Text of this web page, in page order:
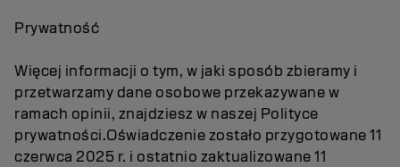
Prywatność
Więcej informacji o tym, w jaki sposób zbieramy i
przetwarzamy dane osobowe przekazywane w
ramach opinii, znajdziesz w naszej Polityce
prywatności.Oświadczenie zostało przygotowane 11
czerwca 2025 r. i ostatnio zaktualizowane 11